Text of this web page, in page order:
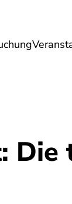
Energie
Die